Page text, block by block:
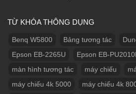
TỪ KHÓA THÔNG DỤNG
Benq W5800 Bảng tương tác
Epson EB-2265U
Epson EB-
màn hình tương tác
máy chiếu
máy chiếu 4k 5000
máy chiếu 4k